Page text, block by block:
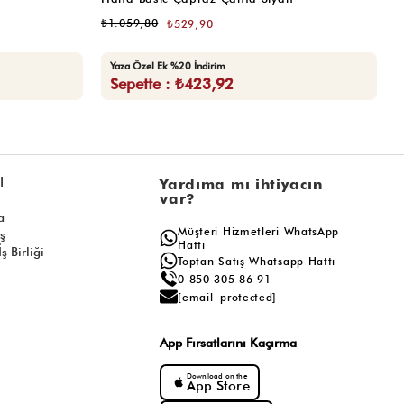
₺529,90
₺1.059,80
Yaza Özel Ek %20 İndirim
Sepette : ₺423,92
Birliği
Yardıma mı ihtiyacın
var?
Müşteri Hizmetleri WhatsApp
Hattı
Toptan Satış Whatsapp Hattı
0 850 305 86 91
[email protected]
App Fırsatlarını Kaçırma
Download on the
App Store